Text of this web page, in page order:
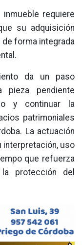
requiere
su adquisición
forma integrada
da un paso
pieza pendiente
y continuar la
patrimoniales
La actuación
interpretación, uso
que refuerza
protección del